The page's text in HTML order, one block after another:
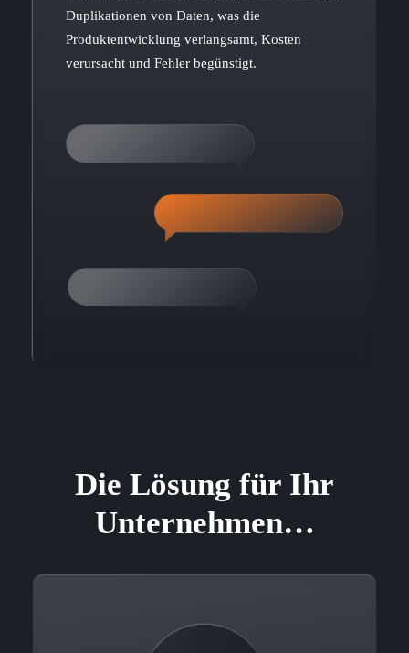
Duplikationen von Daten, was die
Produktentwicklung verlangsamt, Kosten
verursacht und Fehler begünstigt.
Die Lösung für Ihr
Unternehmen…